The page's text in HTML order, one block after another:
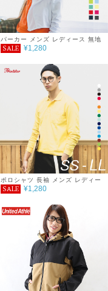
パーカー メンズ レディース 無地
シンプル 薄手 涼しい 吸汗速乾
ライ DRY スポーツ 羽織り カラー
紫外線対策 服 春 夏 秋 ゆったり
体型カバー コンパクト アウトドア
海 キャンプ スポーツ 運動会 ジム
ウォーキング SALE ％OFF
glimmer グリマー ドライ ジップ
パーカー 4.4オンス
SALE ¥1,280
ポロシャツ 長袖 メンズ レディー
ス 無地 シンプル シンプルコーデ
ポロシャツ ポケット付 春 秋 着回
し 着回しアイテム 服
SALE ¥1,280